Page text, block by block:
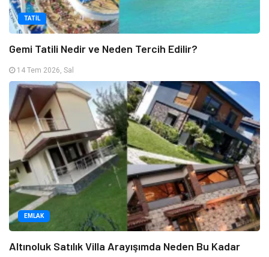
TATIL
Gemi Tatili Nedir ve Neden Tercih Edilir?
14 Tem 2026, Sal
EMLAK
Altınoluk Satılık Villa Arayışımda Neden Bu Kadar